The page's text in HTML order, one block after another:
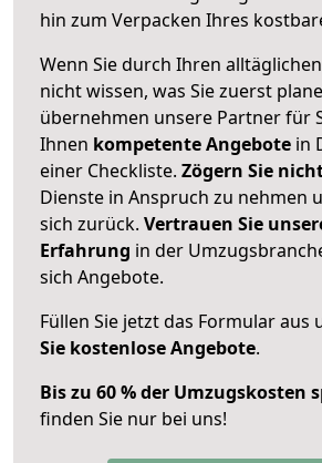
hin zum Verpacken Ihres
Wenn Sie durch Ihren
nicht wissen, was Sie zuerst
übernehmen unsere Partner für
Ihnen kompetente Angebote in
einer Checkliste. Zögern Sie
Dienste in Anspruch zu nehmen
sich zurück. Vertrauen Sie
Erfahrung in der
sich Angebote.
Füllen Sie jetzt das Formular aus
Sie kostenlose Angebote.
Bis zu 60 % der Umzugskosten
finden Sie nur bei uns!